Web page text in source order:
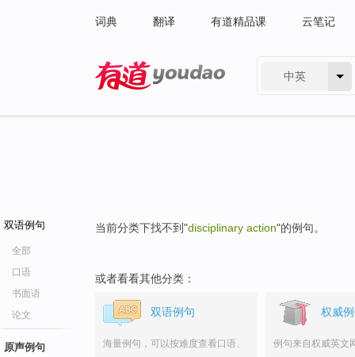
词典 翻译 有道精品课 云笔记
中英
双语例句
全部
口语
书面语
论文
原声例句
当前分类下找不到"disciplinary action"的例句。
或者看看其他分类：
双语例句
海量例句，可以按难度查看口语、
权威
例句来自权威英文